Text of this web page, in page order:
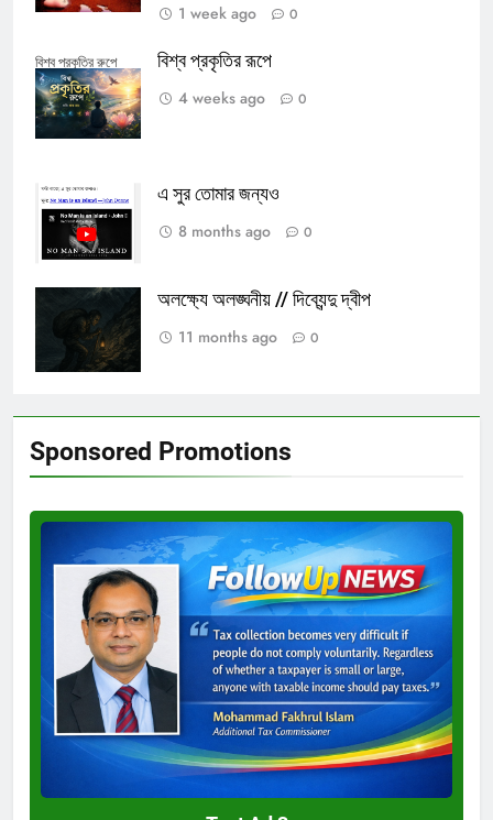
1 week ago
0
বিশ্ব প্রকৃতির রুপে
বিশ্ব প্রকৃতির রূপে
4 weeks ago
0
এ সুর তোমার জন্যও
8 months ago
0
অলক্ষ্যে অলঙ্ঘনীয় // দিব্যেন্দু দ্বীপ
11 months ago
0
Sponsored Promotions
Test
Ad
3